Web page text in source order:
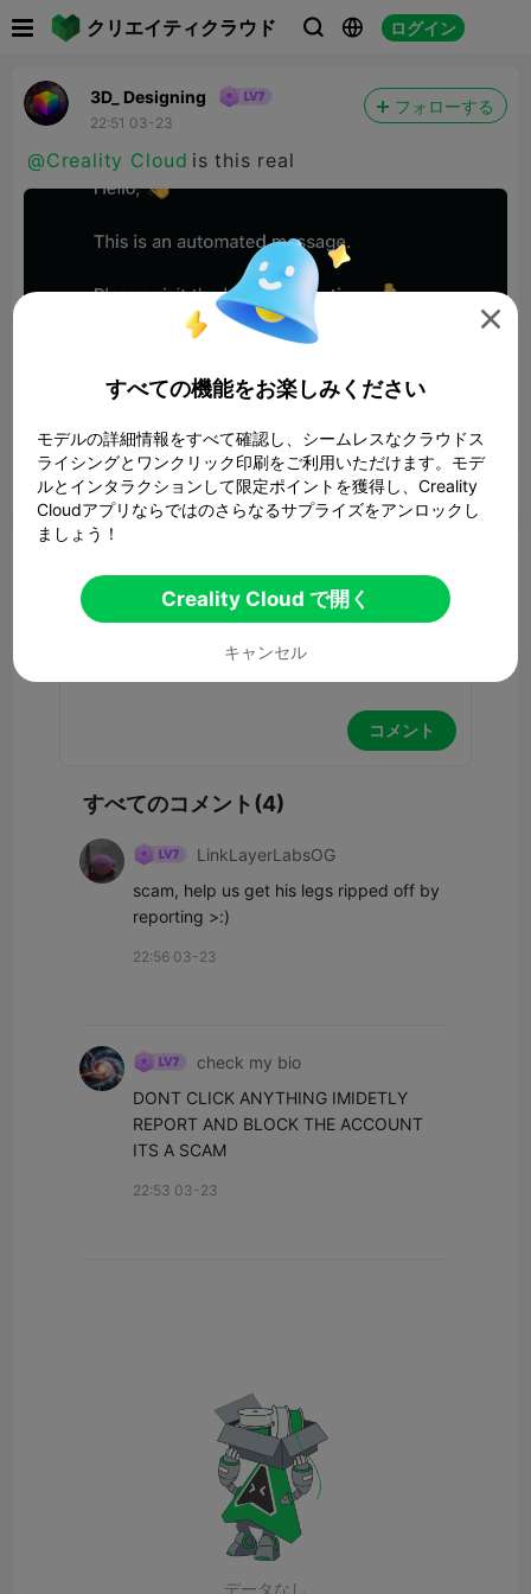
クリエイティクラウド   ログイン
3D_ Designing
22:51 03-23
フォローする
@Creality Cloud is this real
 報告 4  4
コメント
すべてのコメント(4)
LinkLayerLabsOG
scam, help us get his legs ripped off by
reporting >:)
22:56 03-23
check my bio
DONT CLICK ANYTHING IMIDETLY
REPORT AND BLOCK THE ACCOUNT
ITS A SCAM
22:53 03-23
データなし

すべての機能をお楽しみください
モデルの詳細情報をすべて確認し、シームレスなクラウドス
ライシングとワンクリック印刷をご利用いただけます。モデ
ルとインタラクションして限定ポイントを獲得し、Creality
Cloudアプリならではのさらなるサプライズをアンロックし
ましょう！
Creality Cloud で開く
キャンセル